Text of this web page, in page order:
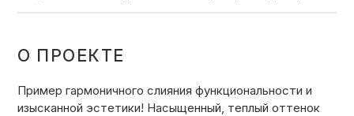
О ПРОЕКТЕ
Пример гармоничного слияния функциональности и
изысканной эстетики! Насыщенный, теплый оттенок